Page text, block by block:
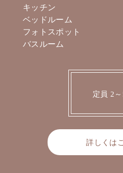
キッチン
ベッドルーム
フォトスポット
バスルーム
定員 2
詳しくは